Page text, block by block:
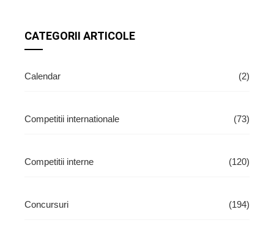
CATEGORII ARTICOLE
Calendar (2)
Competitii internationale (73)
Competitii interne (120)
Concursuri (194)